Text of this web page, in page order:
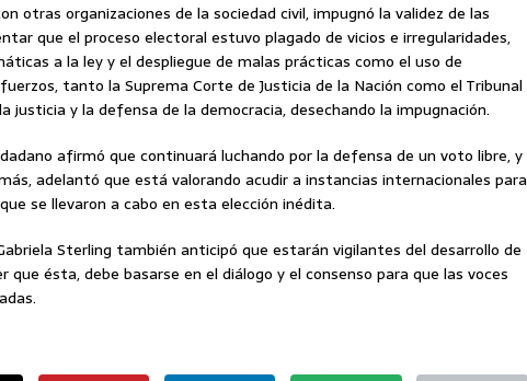
otras organizaciones de la sociedad civil, impugnó la validez de las
que el proceso electoral estuvo plagado de vicios e irregularidades,
a la ley y el despliegue de malas prácticas como el uso de
tanto la Suprema Corte de Justicia de la Nación como el Tribunal
justicia y la defensa de la democracia, desechando la impugnación.
afirmó que continuará luchando por la defensa de un voto libre, y
adelantó que está valorando acudir a instancias internacionales para
se llevaron a cabo en esta elección inédita.
Sterling también anticipó que estarán vigilantes del desarrollo de
ésta, debe basarse en el diálogo y el consenso para que las voces